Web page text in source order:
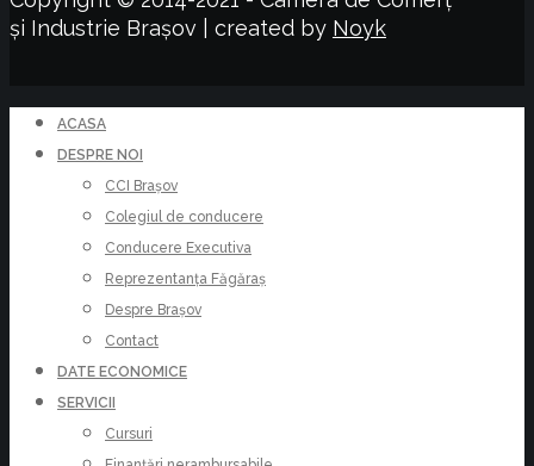
și Industrie Brașov | created by Noyk
ACASA
DESPRE NOI
CCI Brașov
Colegiul de conducere
Conducere Executiva
Reprezentanța Făgăraș
Despre Brașov
Contact
DATE ECONOMICE
SERVICII
Cursuri